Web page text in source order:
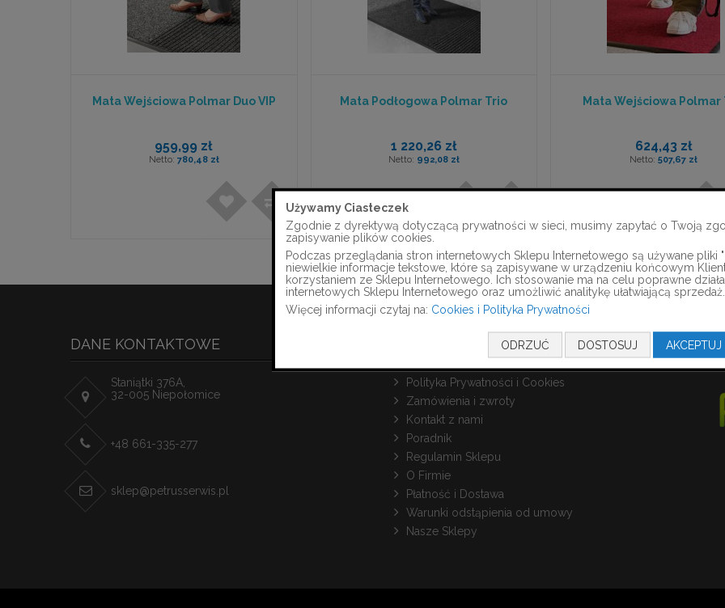
Używamy Ciasteczek
Zgodnie z dyrektywą dotyczącą prywatności w sieci, musimy zapytać o Twoją
zapisywanie plików cookies.
Podczas przeglądania stron internetowych Sklepu Internetowego są używane pliki
niewielkie informacje tekstowe, które są zapisywane w urządzeniu końcowym
korzystaniem ze Sklepu Internetowego. Ich stosowanie ma na celu poprawne
internetowych Sklepu Internetowego oraz umożliwić analitykę ułatwiającą sprzedaż.
Więcej informacji czytaj na: Cookies i Polityka Prywatności
ODRZUĆ DOSTOSUJ
Mata Wejściowa Polmar Duo VIP
959,99 zł
780,48 zł
Mata Podłogowa Polmar Trio
1 220,26 zł
992,08 zł
Mata Wejściowa Polmar
624,43 zł
507,67 zł
DANE KONTAKTOWE
Staniątki 376A,
32-005 Niepołomice
+48 661-335-277
sklep@petrusserwis.pl
Polityka Prywatności i Cookies
Zamówienia i zwroty
Kontakt z nami
Poradnik
Regulamin Sklepu
O Firmie
Płatność i Dostawa
Warunki odstąpienia od umowy
Nasze Sklepy